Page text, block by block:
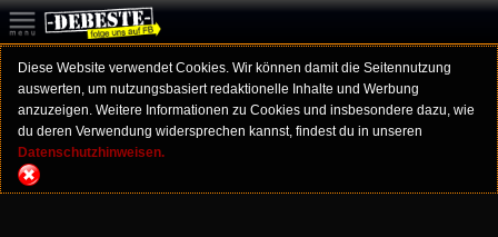
Diese Website verwendet Cookies. Wir können damit die Seitennutzung
auswerten, um nutzungsbasiert redaktionelle Inhalte und Werbung
anzuzeigen. Weitere Informationen zu Cookies und insbesondere dazu, wie
du deren Verwendung widersprechen kannst, findest du in unseren
Datenschutzhinweisen.